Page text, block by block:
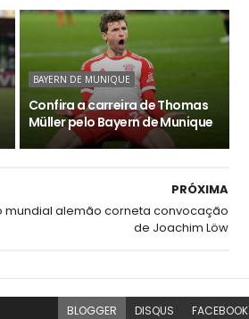
BAYERN DE MUNIQUE
Confira a carreira de Thomas
Müller pelo Bayern de Munique
PRÓXIMA
mundial alemão corneta convocação
de Joachim Löw
BLOGGER DISQUS FACEBOOK